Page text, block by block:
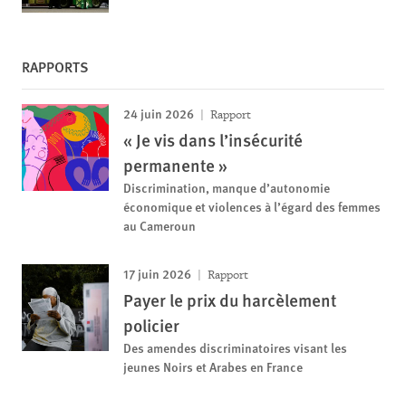
RAPPORTS
24 juin 2026 Rapport
« Je vis dans l’insécurité
permanente »
Discrimination, manque d’autonomie
économique et violences à l’égard des femmes
au Cameroun
17 juin 2026 Rapport
Payer le prix du harcèlement
policier
Des amendes discriminatoires visant les
jeunes Noirs et Arabes en France